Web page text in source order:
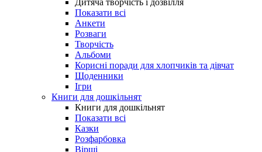
Дитяча творчість і дозвілля
Показати всі
Анкети
Розваги
Творчість
Альбоми
Корисні поради для хлопчиків та дівчат
Щоденники
Ігри
Книги для дошкільнят
Книги для дошкільнят
Показати всі
Казки
Розфарбовка
Вірші